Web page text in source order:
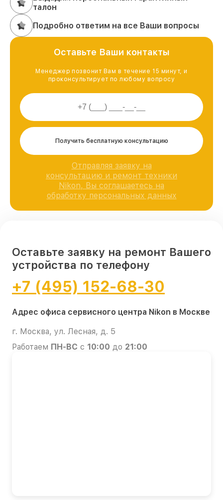
талон
Подробно ответим на все Ваши вопросы
Оставьте Ваши контакты
Менеджер позвонит Вам в течение 15 минут, и
проконсультирует по любому вопросу
Получить бесплатную консультацию
Отправляя заявку на
консультацию и ремонт техники
Nikon, Вы соглашаетесь на
обработку персональных данных
Оставьте заявку на ремонт Вашего
устройства по телефону
+7 (495) 152-68-30
Адрес офиса сервисного центра Nikon в Москве
г. Москва, ул. Лесная, д. 5
Работаем ПН-ВС с 10:00 до 21:00